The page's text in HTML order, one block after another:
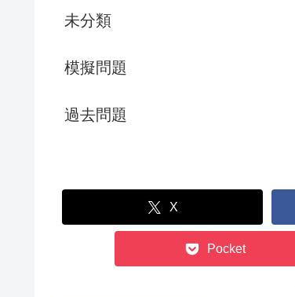
未分類
模擬問題
過去問題
X
Pocket